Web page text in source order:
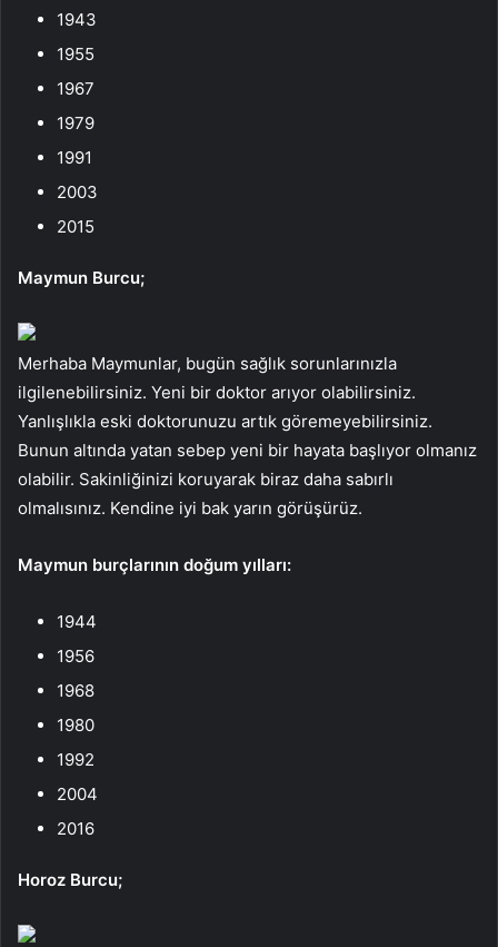
1943
1955
1967
1979
1991
2003
2015
Maymun Burcu;
Merhaba Maymunlar, bugün sağlık sorunlarınızla
ilgilenebilirsiniz. Yeni bir doktor arıyor olabilirsiniz.
Yanlışlıkla eski doktorunuzu artık göremeyebilirsiniz.
Bunun altında yatan sebep yeni bir hayata başlıyor olmanız
olabilir. Sakinliğinizi koruyarak biraz daha sabırlı
olmalısınız. Kendine iyi bak yarın görüşürüz.
Maymun burçlarının doğum yılları:
1944
1956
1968
1980
1992
2004
2016
Horoz Burcu;